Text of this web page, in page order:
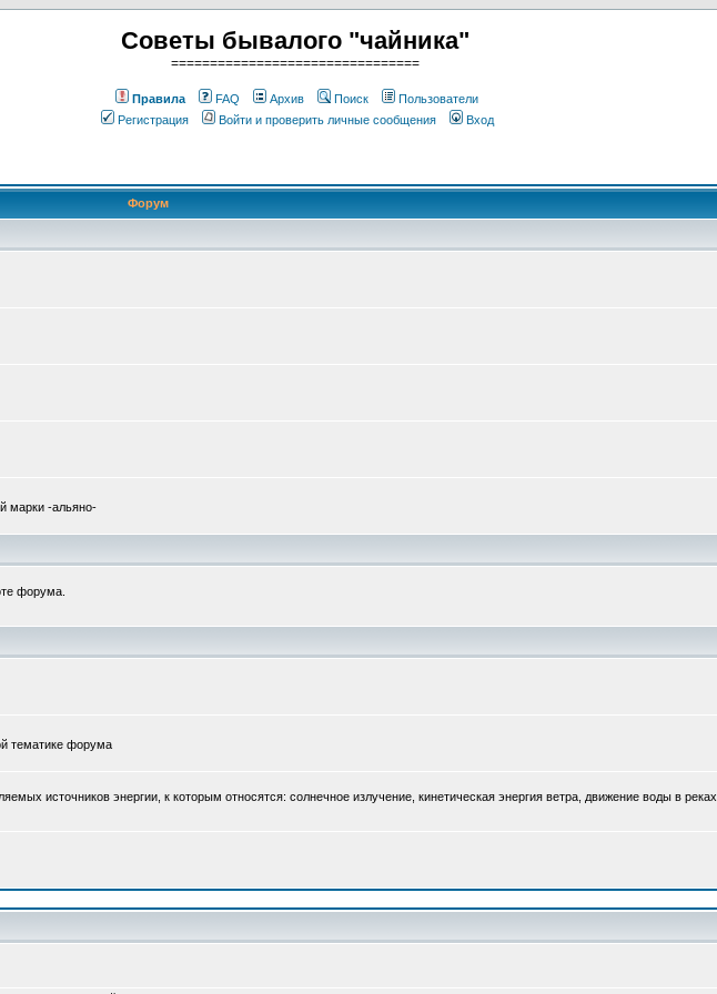
Советы бывалого "чайника"
================================
Правила FAQ Архив Поиск
Пользователи
Регистрация
Войти и проверить личные сообщения Вход
Форум
марки -альяно-
форума.
тематике форума
источников энергии, к которым относятся: солнечное излучение, кинетическая энергия ветра, движение воды в реках,